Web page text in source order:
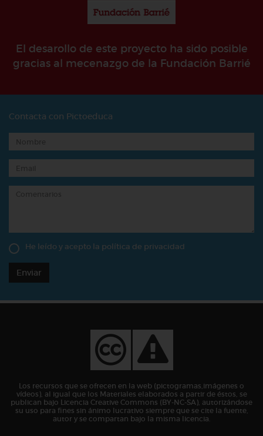
El desarollo de este proyecto ha sido posible
gracias al mecenazgo de la Fundación Barrié
Contacta con Pictoeduca
He leído y acepto la política de privacidad
Enviar
Los recursos que se ofrecen en la web (pictogramas,imágenes o
vídeos), al igual que los Materiales elaborados a partir de éstos, se
publican bajo Licencia Creative Commons (BY-NC-SA), autorizándose
su uso para fines sin ánimo lucrativo siempre que se cite la fuente,
autor y se compartan bajo la misma licencia.